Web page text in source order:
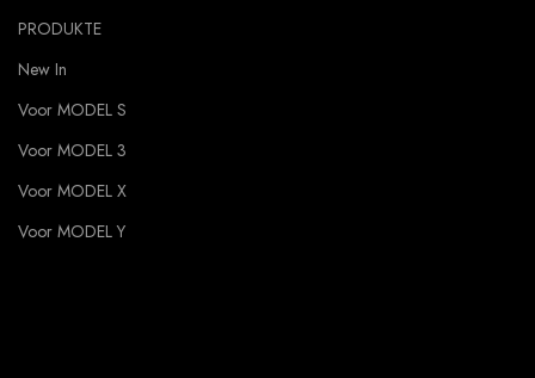
PRODUKTE
New In
Voor MODEL S
Voor MODEL 3
Voor MODEL X
Voor MODEL Y